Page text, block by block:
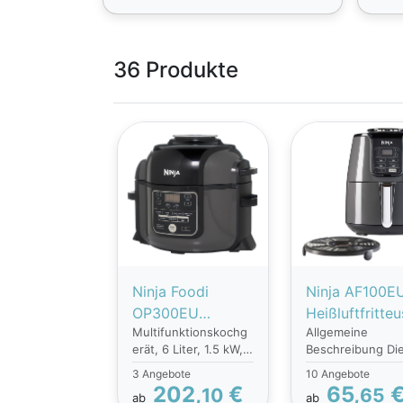
36 Produkte
Ninja Foodi
OP300EU
Multicooker |
Multifunktionsko
chgerät | 1500
Watt & 6L |
Multifunktionskochg
erät, 6 Liter, 1.5 kW,
Schwarz
3 Angebote
ab 202,10 €
Ninja
Schwarz | 1550
Watt |
ge |
Allgemeine
Beschreibung Die
Ninja AF100EU
Heißluftfritteuse
10 Angebote
ab 65,65 €